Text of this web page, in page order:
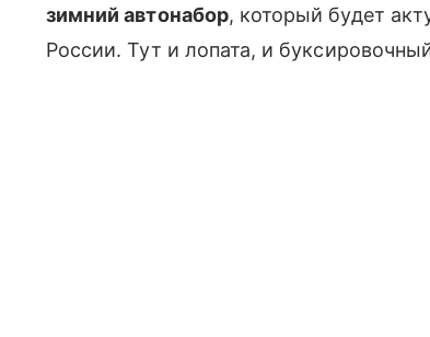
зимний автонабор, который будет
России. Тут и лопата, и